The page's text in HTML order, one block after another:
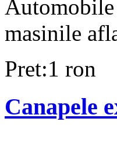
Automobile
masinile
Pret:1 ron
Canapele